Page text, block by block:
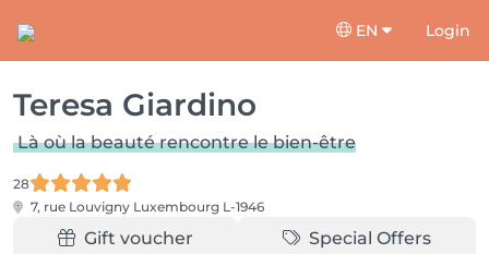
EN Login
Teresa Giardino
Là où la beauté rencontre le bien-être
28
7, rue Louvigny Luxembourg L-1946
Gift voucher Special Offers